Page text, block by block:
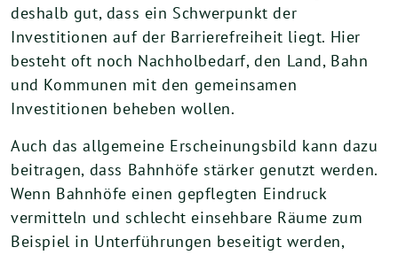
deshalb gut, dass ein Schwerpunkt der
Investitionen auf der Barrierefreiheit liegt. Hier
besteht oft noch Nachholbedarf, den Land, Bahn
und Kommunen mit den gemeinsamen
Investitionen beheben wollen.
Auch das allgemeine Erscheinungsbild kann dazu
beitragen, dass Bahnhöfe stärker genutzt werden.
Wenn Bahnhöfe einen gepflegten Eindruck
vermitteln und schlecht einsehbare Räume zum
Beispiel in Unterführungen beseitigt werden,